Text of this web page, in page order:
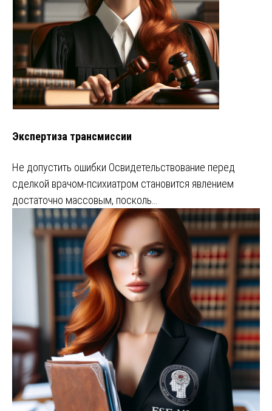
Экспертиза трансмиссии
Не допустить ошибки Освидетельствование перед
сделкой врачом-психиатром становится явлением
достаточно массовым, посколь…